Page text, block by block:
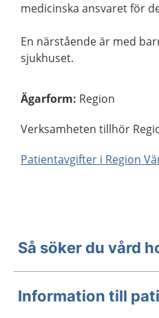
medicinska ansvaret för
En närstående är med
sjukhuset.
Ägarform: Region
Verksamheten tillhör
Patientavgifter i Region
Så söker du vård
Information till